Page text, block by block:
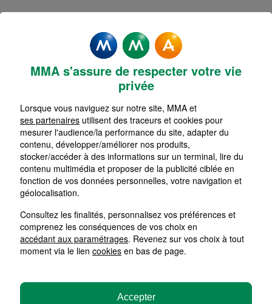
Un PCA peut sauver votre
entreprise
MMA s'assure de respecter votre vie
privée
Lorsque vous naviguez sur notre site, MMA et
ses partenaires utilisent des traceurs et cookies pour
mesurer l'audience/la performance du site, adapter du
contenu, développer/améliorer nos produits,
stocker/accéder à des informations sur un terminal, lire du
contenu multimédia et proposer de la publicité ciblée en
fonction de vos données personnelles, votre navigation et
géolocalisation.
Consultez les finalités, personnalisez vos préférences et
comprenez les conséquences de vos choix en
accédant aux paramétrages. Revenez sur vos choix à tout
moment via le lien cookies en bas de page.
Accepter